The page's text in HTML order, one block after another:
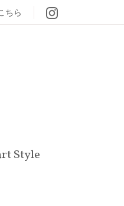
ちら
Style